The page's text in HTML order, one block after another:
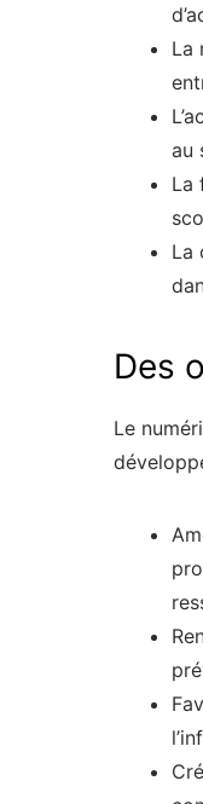
La
au
La
La
Des
Le